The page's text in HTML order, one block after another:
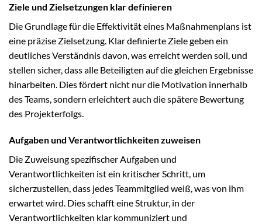
Ziele und Zielsetzungen klar definieren
Die Grundlage für die Effektivität eines Maßnahmenplans ist
eine präzise Zielsetzung. Klar definierte Ziele geben ein
deutliches Verständnis davon, was erreicht werden soll, und
stellen sicher, dass alle Beteiligten auf die gleichen Ergebnisse
hinarbeiten. Dies fördert nicht nur die Motivation innerhalb
des Teams, sondern erleichtert auch die spätere Bewertung
des Projekterfolgs.
Aufgaben und Verantwortlichkeiten zuweisen
Die Zuweisung spezifischer Aufgaben und
Verantwortlichkeiten ist ein kritischer Schritt, um
sicherzustellen, dass jedes Teammitglied weiß, was von ihm
erwartet wird. Dies schafft eine Struktur, in der
Verantwortlichkeiten klar kommuniziert und